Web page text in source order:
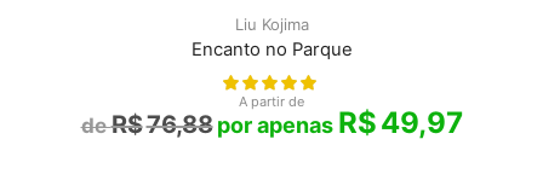
Liu Kojima
Encanto no Parque
A partir de
R$76,88 R$49,97